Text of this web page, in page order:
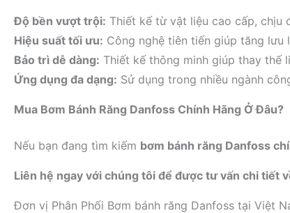
Độ bền vượt trội: Thiết kế từ vật liệu cao cấp, chịu
Hiệu suất tối ưu: Công nghệ tiên tiến giúp tăng
Bảo trì dễ dàng: Thiết kế thông minh giúp thay thế
Ứng dụng đa dạng: Sử dụng trong nhiều ngành
Mua Bơm Bánh Răng Danfoss Chính Hãng Ở Đâu?
Nếu bạn đang tìm kiếm bơm bánh răng Danfoss
Liên hệ ngay với chúng tôi để được tư vấn chi tiết
Đơn vị Phân Phối Bơm bánh răng Danfoss tại Việt